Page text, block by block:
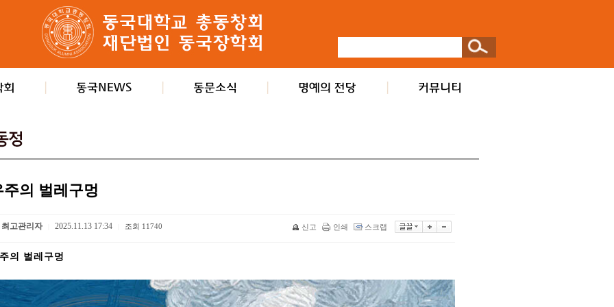
주의 벌레구멍
최고관리자 2025.11.13 17:34 조회 11740 신고 인쇄 스크랩
의 벌레구멍